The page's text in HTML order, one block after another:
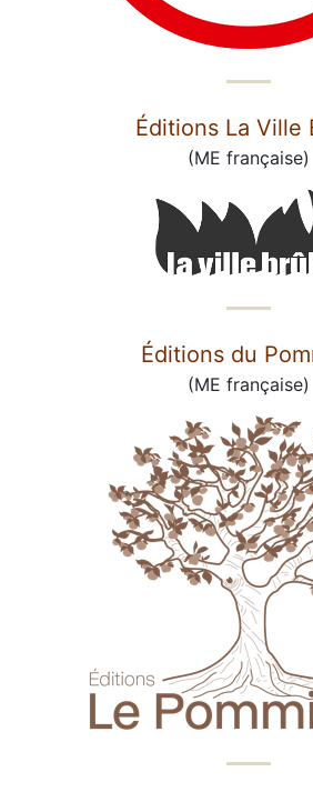
Éditions La Ville
(ME française)
Éditions du
(ME française)